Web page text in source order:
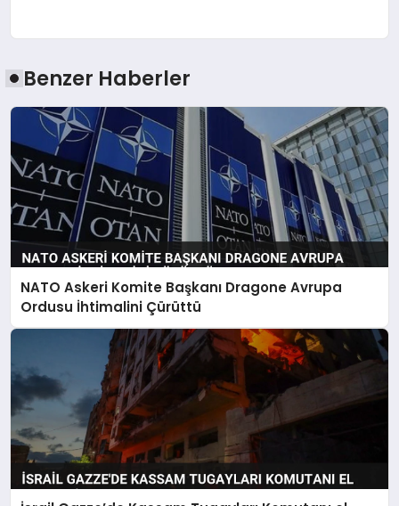
Benzer Haberler
NATO Askeri Komite Başkanı Dragone Avrupa
Ordusu İhtimalini Çürüttü